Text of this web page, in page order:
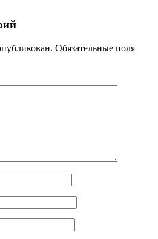
Обязательные поля